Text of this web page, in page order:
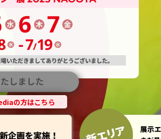
の方はこちら